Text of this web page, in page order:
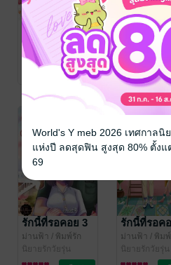
April love แค่
คืนเดียว
ม่านฟ้า / พิมพ์รัก
ด้วยอักษร
นิยายโรมานซ์
คู่หมั้นป่วน
ม่านฟ้า
/ พิมพ์
ด้วยอักษร
นิยายรักวัยรุ่น
9 Rating
รักนี้ที่รอคอย 3
ม่านฟ้า / พิมพ์รัก
ด้วยอักษร
นิยายรักวัยรุ่น
รักนี้ที่รอค
ม่านฟ้า / พิม
ด้วยอักษร
นิยายรักวัยรุ่น
World's Y meb 2026 เทศกาล
แห่งปี ลดสุดฟิน สูงสุด 80% ตั้งแ
69